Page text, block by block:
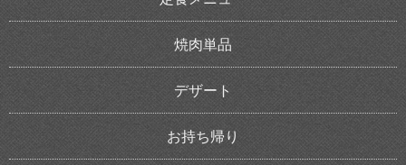
焼肉単品
デザート
お持ち帰り